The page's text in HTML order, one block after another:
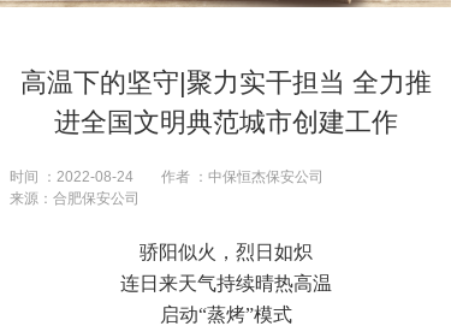
高温下的坚守|聚力实干担当 全力推
进全国文明典范城市创建工作
时间 ：2022-08-24
作者 ：中保恒杰保安公司
来源：合肥保安公司
骄阳似火，烈日如炽
连日来天气持续晴热高温
启动“蒸烤”模式